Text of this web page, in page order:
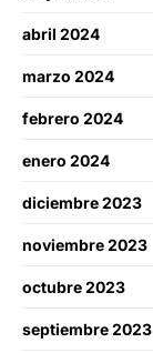
abril 2024
marzo 2024
febrero 2024
enero 2024
diciembre 2023
noviembre 2023
octubre 2023
septiembre 2023